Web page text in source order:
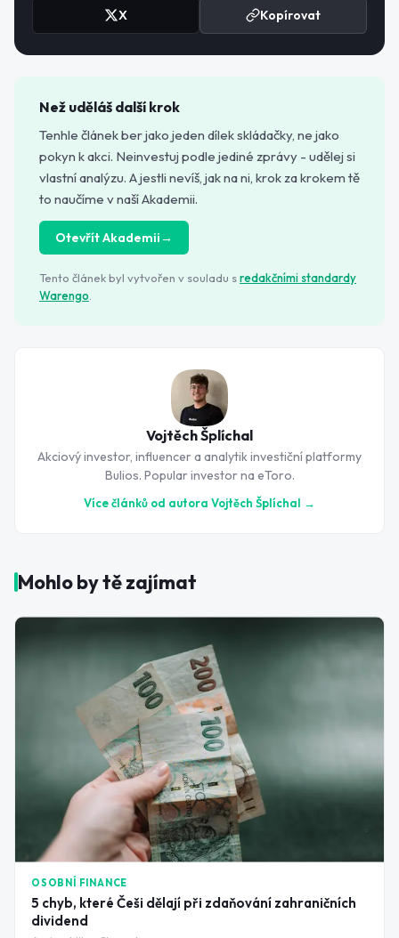
X Kopírovat
Než uděláš další krok
Tenhle článek ber jako jeden dílek skládačky, ne jako
pokyn k akci. Neinvestuj podle jediné zprávy - udělej si
vlastní analýzu. A jestli nevíš, jak na ni, krok za krokem tě
to naučíme v naší Akademii.
Otevřít Akademii→
Tento článek byl vytvořen v souladu sredakčními standardy
Warengo
Vojtěch Šplíchal
Akciový investor, influencer a analytik investiční platformy
Bulios. Popular investor na eToro.
Více článků od autora Vojtěch Šplíchal →
Mohlo by tě zajímat
OSOBNÍ FINANCE
5 chyb, které Češi dělají při zdaňování zahraničních
dividend